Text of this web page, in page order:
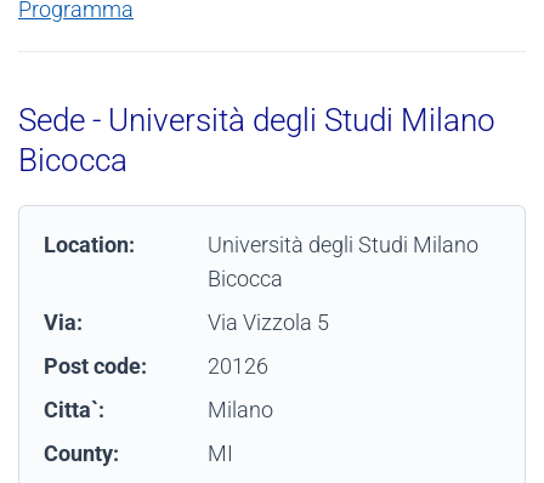
Programma
Sede - Università degli Studi Milano
Bicocca
Location:
Università degli Studi Milano
Bicocca
Via:
Via Vizzola 5
Post code:
20126
Citta`:
Milano
County:
MI